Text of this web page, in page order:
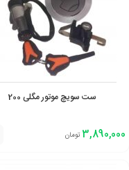
ست سویچ موتور مگلی 200
3,890,000 تومان